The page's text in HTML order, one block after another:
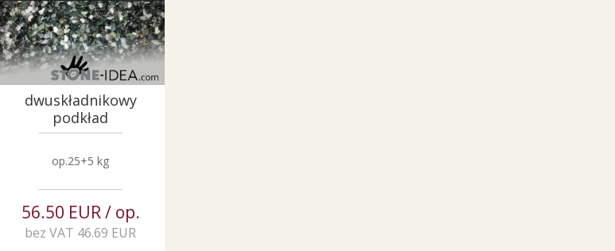
dwuskładnikowy
podkład
op.25+5 kg
56.50 EUR / op.
bez VAT 46.69 EUR